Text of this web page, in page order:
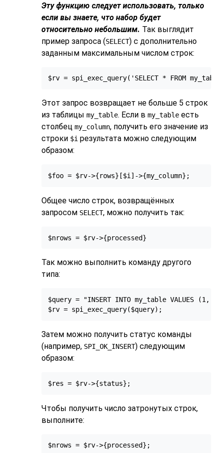
Эту функцию следует использовать, только
если вы знаете, что набор будет
относительно небольшим. Так выглядит
пример запроса (SELECT) с дополнительно
заданным максимальным числом строк:
$rv = spi_exec_query('SELECT * FROM
Этот запрос возвращает не больше 5 строк
из таблицы my_table. Если в my_table есть
столбец my_column, получить его значение из
строки $i результата можно следующим
образом:
$foo = $rv->{rows}[$i]->{my_column};
Общее число строк, возвращённых
запросом SELECT, можно получить так:
$nrows = $rv->{processed}
Так можно выполнить команду другого
типа:
$query = "INSERT INTO my_table VALUES
$rv = spi_exec_query($query);
Затем можно получить статус команды
(например, SPI_OK_INSERT) следующим
образом:
$res = $rv->{status};
Чтобы получить число затронутых строк,
выполните:
$nrows = $rv->{processed};